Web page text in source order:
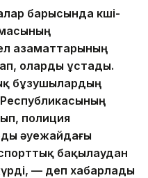
барысында көші-
азаматтарының
оларды ұстады.
бұзушылардың
полиция
әуежайдағы
бақылаудан
— деп хабарлады